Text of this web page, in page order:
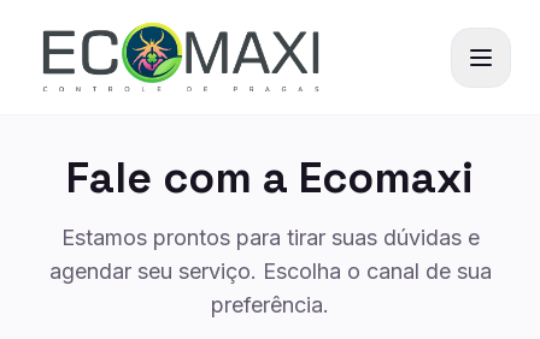
Fale com a Ecomaxi
Estamos prontos para tirar suas dúvidas e
agendar seu serviço. Escolha o canal de sua
preferência.